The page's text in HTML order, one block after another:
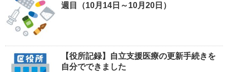
週目（10月14日～10月20日）
【役所記録】自立支援医療の更新手続きを
自分でできました